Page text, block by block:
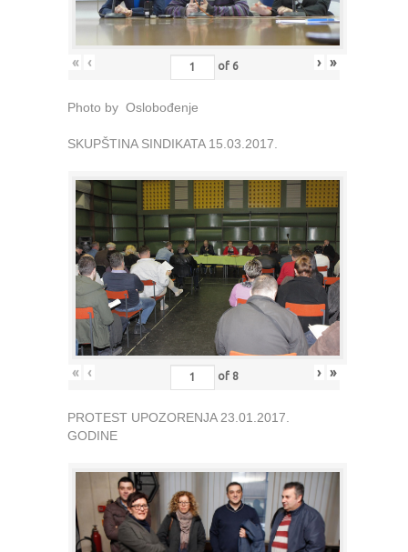
« ‹ of 6 › »
Photo by Oslobođenje
SKUPŠTINA SINDIKATA 15.03.2017.
« ‹ of 8 › »
PROTEST UPOZORENJA 23.01.2017.
GODINE